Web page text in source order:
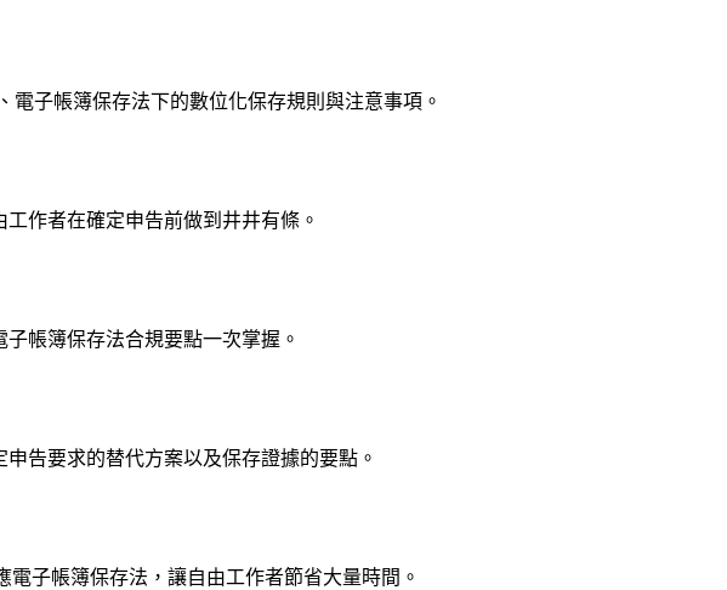
電子帳簿保存法下的數位化保存規則與注意事項。
作者在確定申告前做到井井有條。
帳簿保存法合規要點一次掌握。
告要求的替代方案以及保存證據的要點。
子帳簿保存法，讓自由工作者節省大量時間。